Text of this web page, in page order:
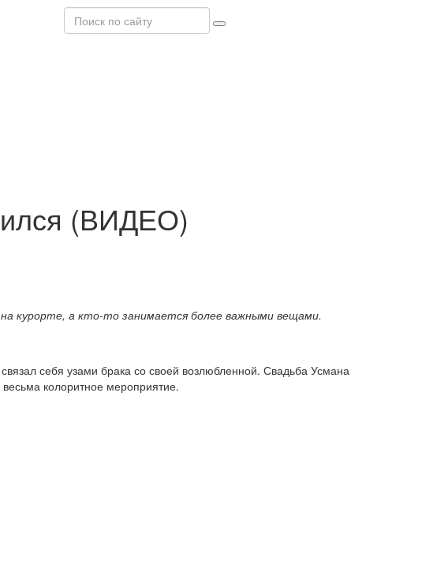
(ВИДЕО)
курорте, а кто-то занимается более важными вещами.
себя узами брака со своей возлюбленной. Свадьба Усмана
колоритное мероприятие.